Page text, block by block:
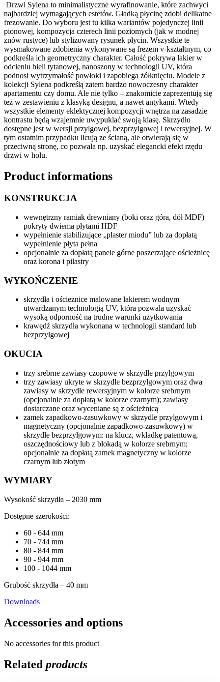
Drzwi Sylena to minimalistyczne wyrafinowanie, które zachwyci
najbardziej wymagających estetów. Gładką płycinę zdobi delikatne
frezowanie. Do wyboru jest tu kilka wariantów pojedynczej linii
pionowej, kompozycja czterech linii poziomych (jak w modnej
znów rustyce) lub stylizowany rysunek płycin. Wszystkie te
wysmakowane zdobienia wykonywane są frezem v-kształtnym, co
podkreśla ich geometryczny charakter. Całość pokrywa lakier w
odcieniu bieli tytanowej, nanoszony w technologii UV, która
podnosi wytrzymałość powłoki i zapobiega żółknięciu. Modele z
kolekcji Sylena podkreślą zatem bardzo nowoczesny charakter
apartamentu czy domu. Ale nie tylko – znakomicie zaprezentują się
też w zestawieniu z klasyką designu, a nawet antykami. Wtedy
wszystkie elementy eklektycznej kompozycji wnętrza na zasadzie
kontrastu będą wzajemnie uwypuklać swoją klasę. Skrzydło
dostępne jest w wersji przylgowej, bezprzylgowej i rewersyjnej. W
tym ostatnim przypadku licują ze ścianą, ale otwierają się w
przeciwną stronę, co pozwala np. uzyskać elegancki efekt rzędu
drzwi w holu.
Product informations
KONSTRUKCJA
wewnętrzny ramiak drewniany (boki oraz góra, dół MDF)
pokryty dwiema płytami HDF
wypełnienie stabilizujące „plaster miodu” lub za dopłatą
wypełnienie płyta pełna
opcjonalnie za dopłatą panele górne poszerzające ościeżnicę
oraz korona i pilastry
WYKOŃCZENIE
skrzydła i ościeżnice malowane lakierem wodnym
utwardzanym technologią UV, która pozwala uzyskać
wysoką odporność na trudne warunki użytkowania
krawędź skrzydła wykonana w technologii standard lub
bezprzylgowej
OKUCIA
trzy srebrne zawiasy czopowe w skrzydle przylgowym
trzy zawiasy ukryte w skrzydle bezprzylgowym oraz dwa
zawiasy w skrzydle rewersyjnym w kolorze srebrnym
(opcjonalnie za dopłatą w kolorze czarnym); zawiasy
dostarczane oraz wyceniane są z ościeżnicą
zamek zapadkowo-zasuwkowy w skrzydle przylgowym i
magnetyczny (opcjonalnie zapadkowo-zasuwkowy) w
skrzydle bezprzylgowym: na klucz, wkładkę patentową,
oszczędnościowy lub z blokadą w kolorze srebrnym;
opcjonalnie za dopłatą zamek magnetyczny w kolorze
czarnym lub złotym
WYMIARY
Wysokość skrzydła – 2030 mm
Dostępne szerokości:
60 - 644 mm
70 - 744 mm
80 - 844 mm
90 - 944 mm
100 - 1044 mm
Grubość skrzydła – 40 mm
Downloads
Accessories and options
No accessories for this product
Related products